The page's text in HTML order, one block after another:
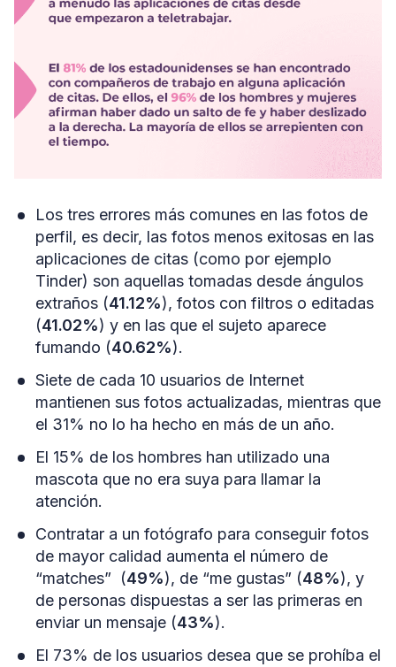
Los tres errores más comunes en las fotos de
perfil, es decir, las fotos menos exitosas en las
aplicaciones de citas (como por ejemplo
Tinder) son aquellas tomadas desde ángulos
extraños (41.12%), fotos con filtros o editadas
(41.02%) y en las que el sujeto aparece
fumando (40.62%).
Siete de cada 10 usuarios de Internet
mantienen sus fotos actualizadas, mientras que
el 31% no lo ha hecho en más de un año.
El 15% de los hombres han utilizado una
mascota que no era suya para llamar la
atención.
Contratar a un fotógrafo para conseguir fotos
de mayor calidad aumenta el número de
“matches” (49%), de “me gustas” (48%), y
de personas dispuestas a ser las primeras en
enviar un mensaje (43%).
El 73% de los usuarios desea que se prohíba el